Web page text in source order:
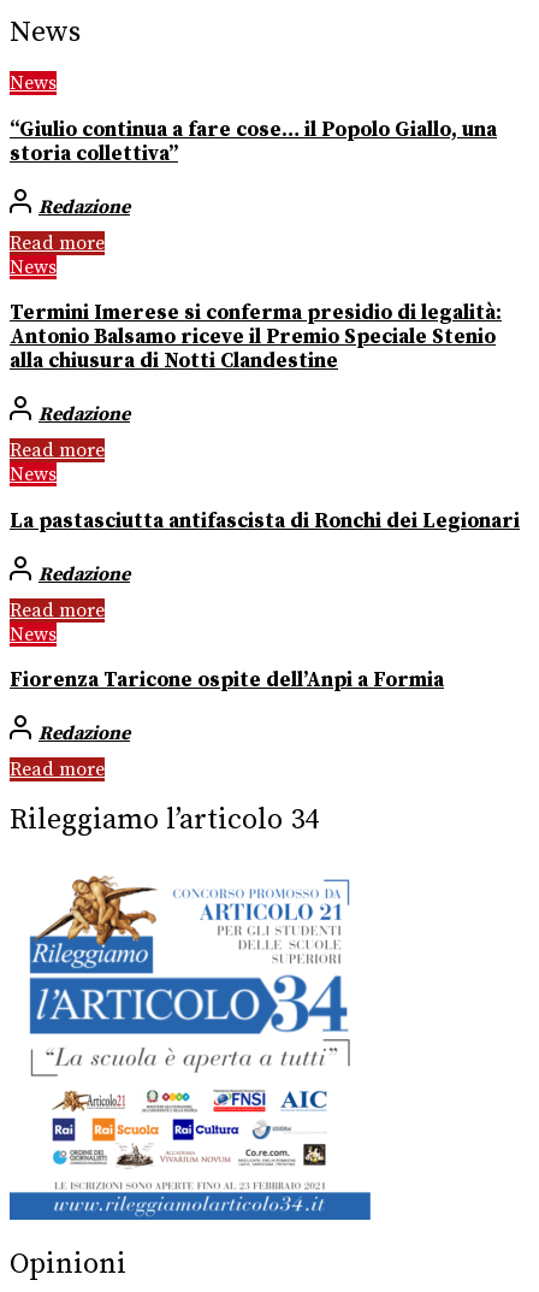
News
News
“Giulio continua a fare cose… il Popolo Giallo, una
storia collettiva”
Redazione
Read more
News
Termini Imerese si conferma presidio di legalità:
Antonio Balsamo riceve il Premio Speciale Stenio
alla chiusura di Notti Clandestine
Redazione
Read more
News
La pastasciutta antifascista di Ronchi dei Legionari
Redazione
Read more
News
Fiorenza Taricone ospite dell’Anpi a Formia
Redazione
Read more
Rileggiamo l’articolo 34
Opinioni